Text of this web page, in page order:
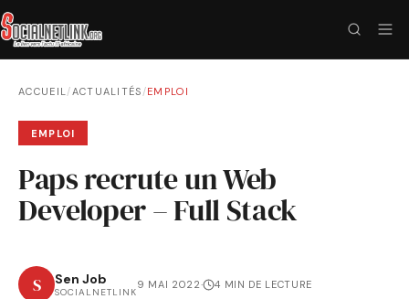
ACCUEIL/ACTUALITÉS /EMPLOI
EMPLOI
Paps recrute un Web
Developer – Full Stack
S Sen Job
SOCIALNETLINK
9 MAI 2022· 4 MIN DE LECTURE